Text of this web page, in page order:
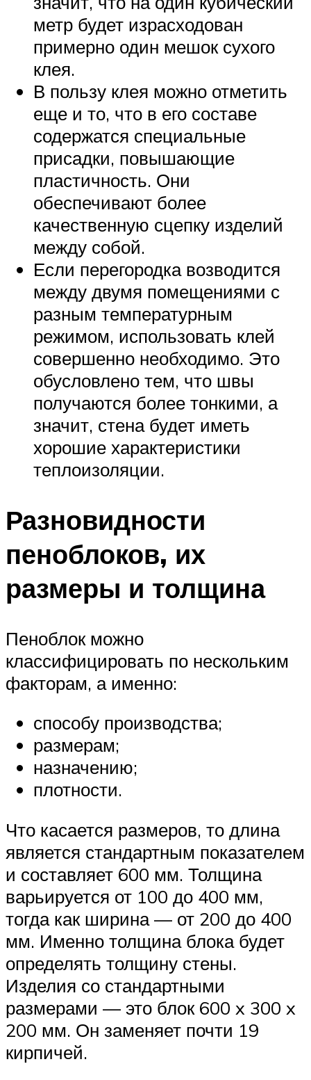
метр будет израсходован
примерно один мешок сухого
клея.
В пользу клея можно отметить
еще и то, что в его составе
содержатся специальные
присадки, повышающие
пластичность. Они
обеспечивают более
качественную сцепку изделий
между собой.
Если перегородка возводится
между двумя помещениями с
разным температурным
режимом, использовать клей
совершенно необходимо. Это
обусловлено тем, что швы
получаются более тонкими, а
значит, стена будет иметь
хорошие характеристики
теплоизоляции.
Разновидности
пеноблоков, их
размеры и толщина
Пеноблок можно
классифицировать по нескольким
факторам, а именно:
способу производства;
размерам;
назначению;
плотности.
Что касается размеров, то длина
является стандартным показателем
и составляет 600 мм. Толщина
варьируется от 100 до 400 мм,
тогда как ширина — от 200 до 400
мм. Именно толщина блока будет
определять толщину стены.
Изделия со стандартными
размерами — это блок 600 x 300 x
200 мм. Он заменяет почти 19
кирпичей.